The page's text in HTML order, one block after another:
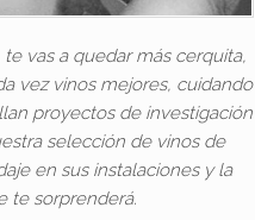
vas a quedar más cerquita,
vez vinos mejores, cuidando
proyectos de investigación
selección de vinos de
en sus instalaciones y la
te sorprenderá.